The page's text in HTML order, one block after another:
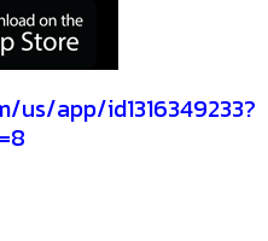
app/id1316349233?